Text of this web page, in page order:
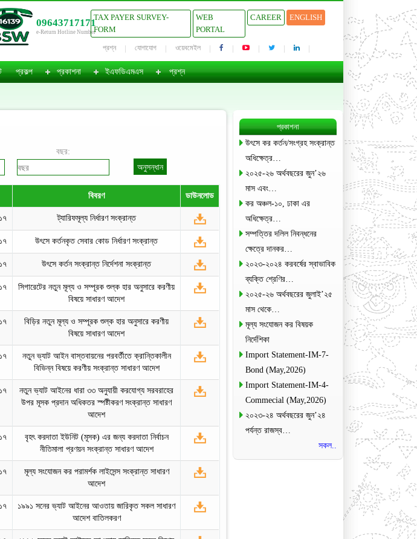
09643717171
e-Return Hotline Number
TAX PAYER SURVEY-
FORM
WEB
PORTAL
CAREER ENGLISH
প্রশ্ন যোগাযোগ ওয়েবমেইল
প্রকল্প প্রকাশনা ইএফডিএমএস প্রশ্ন
বছর:
বিবরণ ডাউনলোড
ট্যারিফমূল্য নির্ধারণ সংক্রান্ত
উৎসে কর্তনকৃত সেবার কোড নির্ধারণ সংক্রান্ত
উৎসে কর্তন সংক্রান্ত নির্দেশনা সংক্রান্ত
সিগারেটের নতুন মূল্য ও সম্পূরক শুল্ক হার অনুসারে করণীয়
বিষয়ে সাধারণ আদেশ
বিড়ির নতুন মূল্য ও সম্পূরক শুল্ক হার অনুসারে করণীয়
বিষয়ে সাধারণ আদেশ
নতুন ভ্যাট আইন বাস্তবায়নের পরবর্তীতে ক্রান্তিকালীন
বিভিন্ন বিষয়ে করণীয় সংক্রান্ত সাধারণ আদেশ
নতুন ভ্যাট আইনের ধারা ৩৩ অনুযায়ী করযোগ্য সরবরাহের
উপর মূসক প্রদান অধিকতর স্পষ্টীকরণ সংক্রান্ত সাধারণ
আদেশ
বৃহৎ করদাতা ইউনিট (মূসক) এর জন্য করদাতা নির্বাচন
নীতিমালা প্রণয়ন সংক্রান্ত সাধারণ আদেশ
মূল্য সংযোজন কর পরামর্শক লাইসেন্স সংক্রান্ত সাধারণ
আদেশ
১৯৯১ সনের ভ্যাট আইনের আওতায় জারিকৃত সকল সাধারণ
আদেশ বাতিলকরণ
প্রকাশনা
উৎসে কর কর্তন/সংগ্রহ সংক্রান্ত
অধিক্ষেত্র…
২০২৫-২৬ অর্থবছরের জুন’২৬
মাস এবং…
কর অঞ্চল-১০, ঢাকা এর
অধিক্ষেত্র…
সম্পত্তির দলিল নিবন্ধনের
ক্ষেত্রে দানকর…
২০২৩-২০২৪ করবর্ষের স্বাভাবিক
ব্যক্তি শ্রেণির…
২০২৫-২৬ অর্থবছরের জুলাই’২৫
মাস থেকে…
মূল্য সংযোজন কর বিষয়ক
নির্দেশিকা
Import Statement-IM-7-
Bond (May,2026)
Import Statement-IM-4-
Commecial (May,2026)
২০২৩-২৪ অর্থবছরের জুন’২৪
পর্যন্ত রাজস্ব…
সকল..